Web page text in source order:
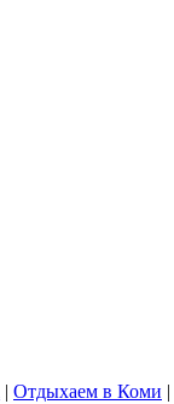
| Отдыхаем в Коми |